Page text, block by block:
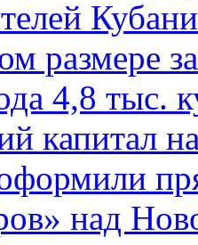
размере
4,8 тыс.
капитал
над